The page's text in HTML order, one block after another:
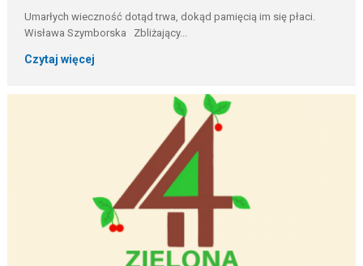
Umarłych wieczność dotąd trwa, dokąd pamięcią im się płaci.
Wisława Szymborska Zbliżający...
Czytaj więcej